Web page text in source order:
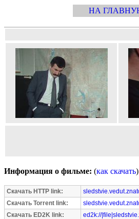
НА
Информация о фильме: (как скачать)
Скачать HTTP link:
Скачать Torrent link:
Скачать ED2K link:
ed2k://